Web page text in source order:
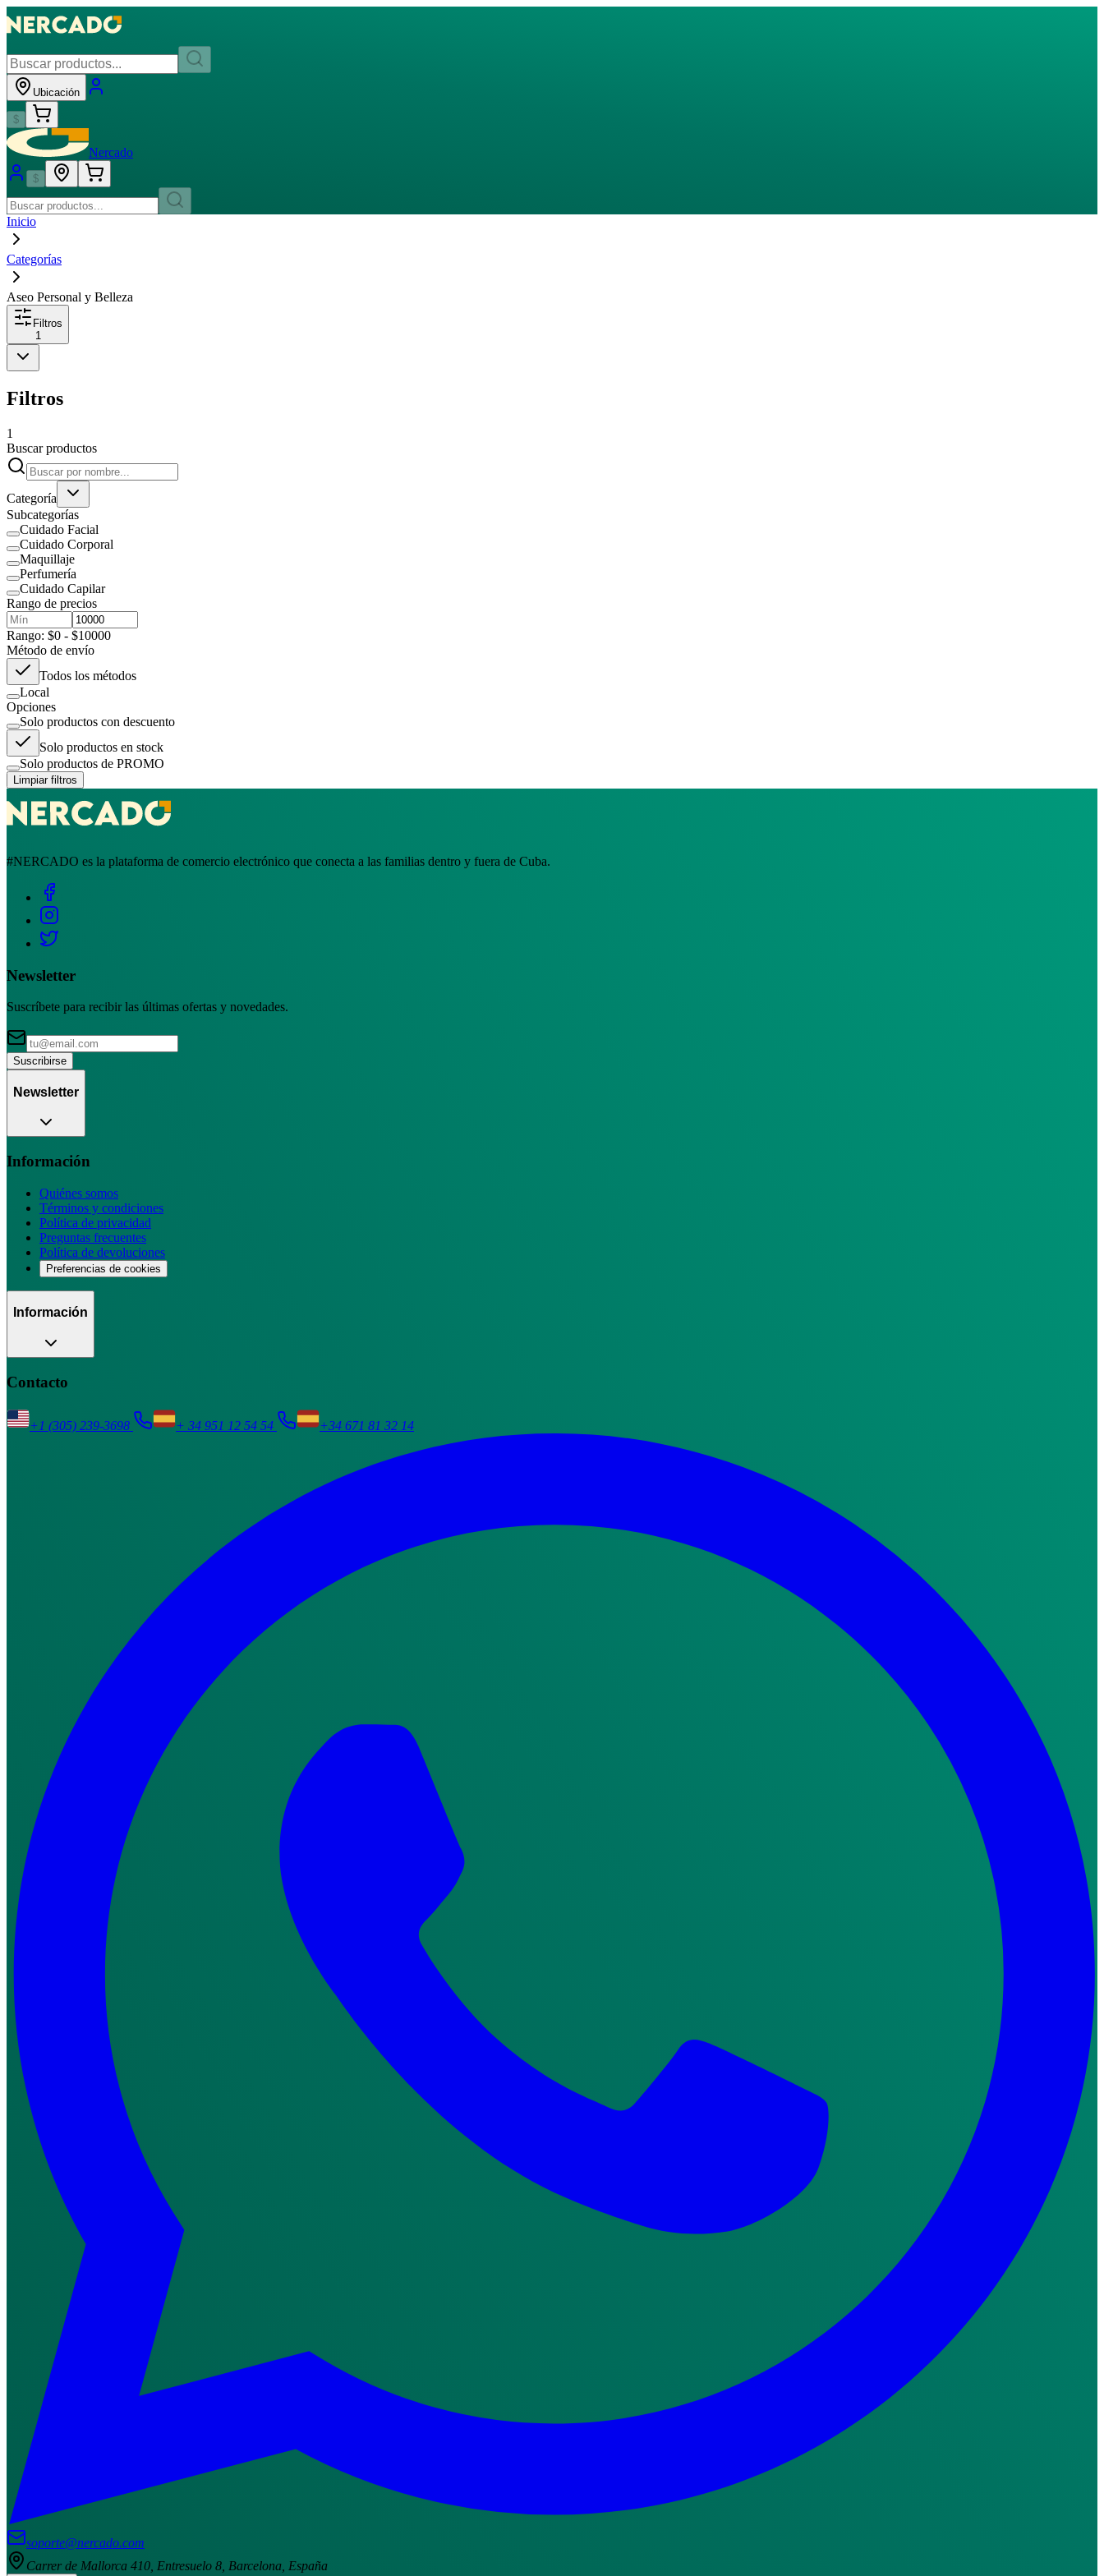
Ubicación
$
Nercado
$
Inicio
Categorías
Aseo Personal y Belleza
Filtros
1
Filtros
1
Buscar productos
Categoría
Subcategorías
Cuidado Facial
Cuidado Corporal
Maquillaje
Perfumería
Cuidado Capilar
Rango de precios
Rango: $0 - $10000
Método de envío
Todos los métodos
Local
Opciones
Solo productos con descuento
Solo productos en stock
Solo productos de PROMO
Limpiar filtros
#NERCADO es la plataforma de comercio electrónico que conecta a las familias dentro y fuera de Cuba.
Newsletter
Suscríbete para recibir las últimas ofertas y novedades.
Suscribirse
Newsletter
Información
Quiénes somos
Términos y condiciones
Política de privacidad
Preguntas frecuentes
Política de devoluciones
Preferencias de cookies
Información
Contacto
+1 (305) 239-3698 + 34 951 12 54 54 +34 671 81 32 14
soporte@nercado.com
Carrer de Mallorca 410, Entresuelo 8, Barcelona, España